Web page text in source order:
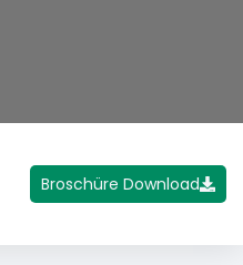
Broschüre Download